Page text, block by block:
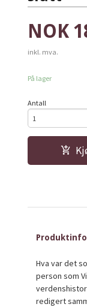
Pris
NOK
inkl. mva.
På lager
Antall
Produktinfo
Hva var det
person som
redigert